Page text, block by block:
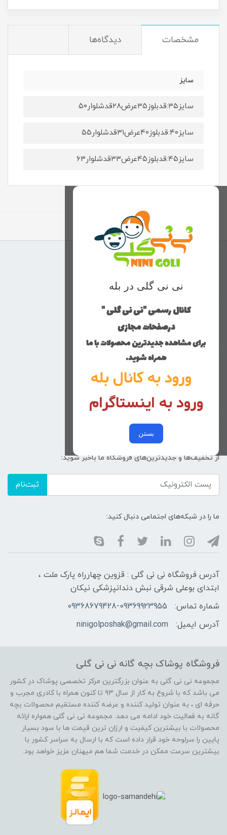
مشخصات دیدگاه‌ها
سایز
سایز۳۵:قدبلوز۳۵عرض۲۸قدشلوار۵۰
سایز۴۰:قدبلوز۴۰عرض۳۱قدشلوار۵۵
سایز۴۵:قدبلوز۴۵عرض۳۳قدشلوار۶۳
نی نی گلی در بله
کانال رسمی "نی نی گلی "
درصفحات مجازی
برای مشاهده جدیدترین محصولات با ما
همراه شوید.
ورود به کانال بله
ورود به اینستاگرام
بستن
برگشت به بالا
منوی وب‌سایت
خانه
کوچولوهای نی نی گلی
تماس با ما
کد پیگیری سفارشات
خرید عمده
از تخفیف‌ها و جدیدترین‌های فروشگاه ما باخبر شوید:
ثبت‌نام
ما را در شبکه‌های اجتماعی دنبال کنید:
آدرس فروشگاه نی نی گلی : قزوین چهارراه پارک ملت ،
ابتدای بوعلی شرقی نبش دندانپزشکی نیکان
شماره تماس:
09368679428-09369923955
آدرس ایمیل:
ninigolposhak@gmail.com
فروشگاه پوشاک بچه گانه نی نی گلی
مجموعه نی نی گلی به عنوان بزرگترین مرکز تخصصی پوشاک در کشور
می باشد که با شروع به کار از سال ۹۳ تا کنون همراه با کادری مجرب و
حرفه ای ، به عنوان تولید کننده و عرضه کننده مستقیم محصولات بچه
گانه به فعالیت خود ادامه می دهد. مجموعه نی نی گلی همواره ارائه
محصولات با بیشترین کیفیت و ارزان ترین قیمت ها با سود بسیار
پایین را سرلوحه خود قرار داده است که با ارسال به سراسر کشور با
بیشترین سرعت ممکن در خدمت شما هم میهنان عزیز خواهد بود.